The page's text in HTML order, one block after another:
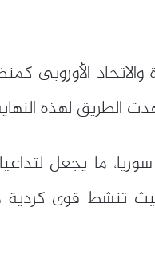
الأوروبي
لهذه
ما يجعل
تنشط قوى كردية